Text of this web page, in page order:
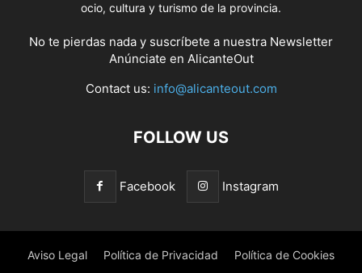
ocio, cultura y turismo de la provincia.
No te pierdas nada y suscríbete a nuestra Newsletter
Anúnciate en AlicanteOut
Contact us: info@alicanteout.com
FOLLOW US
Facebook Instagram
Aviso Legal Política de Privacidad Política de Cookies